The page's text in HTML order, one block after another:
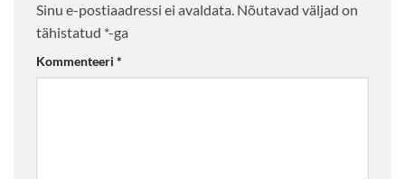
Sinu e-postiaadressi ei avaldata. Nõutavad väljad on
tähistatud *-ga
Kommenteeri *